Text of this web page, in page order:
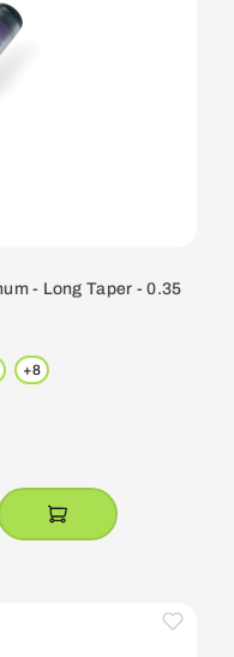
- Long Taper - 0.35
+8